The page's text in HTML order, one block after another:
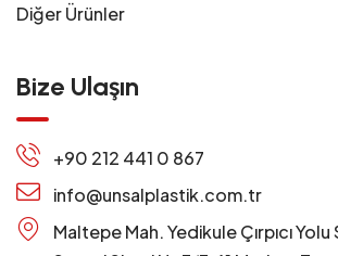
Diğer Ürünler
Bize Ulaşın
+90 212 441 0 867
info@unsalplastik.com.tr
Maltepe Mah. Yedikule Çırpıcı Yolu